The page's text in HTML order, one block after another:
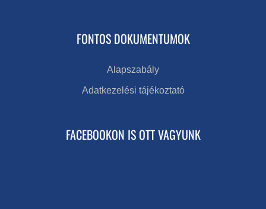
FONTOS DOKUMENTUMOK
Alapszabály
Adatkezelési tájékoztató
FACEBOOKON IS OTT VAGYUNK